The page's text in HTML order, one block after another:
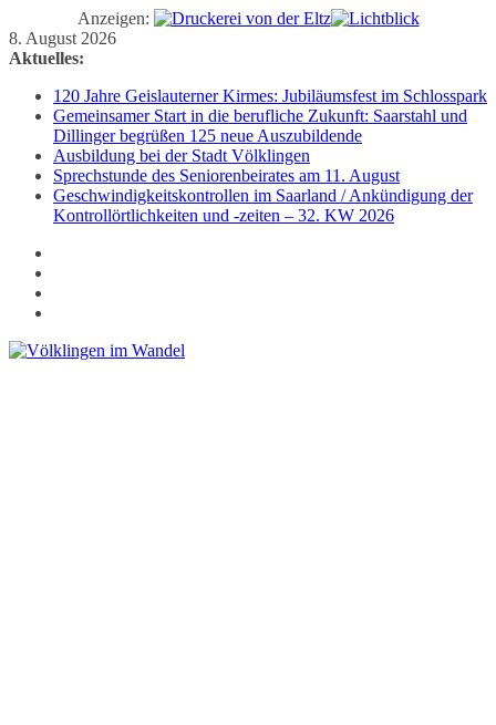
Anzeigen:
Zum
Inhalt
8. August 2026
Aktuelles:
120 Jahre Geislauterner Kirmes: Jubiläumsfest im Schlosspark
Gemeinsamer Start in die berufliche Zukunft: Saarstahl und
Dillinger begrüßen 125 neue Auszubildende
Ausbildung bei der Stadt Völklingen
Sprechstunde des Seniorenbeirates am 11. August
Geschwindigkeitskontrollen im Saarland / Ankündigung der
Kontrollörtlichkeiten und -zeiten – 32. KW 2026